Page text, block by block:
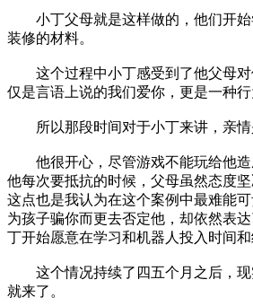
小丁父母就是这样做的，他们开始
装修的材料。
这个过程中小丁感受到了他父母对
仅是言语上说的我们爱你，更是一种行
所以那段时间对于小丁来讲，亲情
他很开心，尽管游戏不能玩给他造
他每次要抵抗的时候，父母虽然态度坚
这点也是我认为在这个案例中最难能
为孩子骗你而更去否定他，却依然表
丁开始愿意在学习和机器人投入时间和
这个情况持续了四五个月之后，现
就来了。